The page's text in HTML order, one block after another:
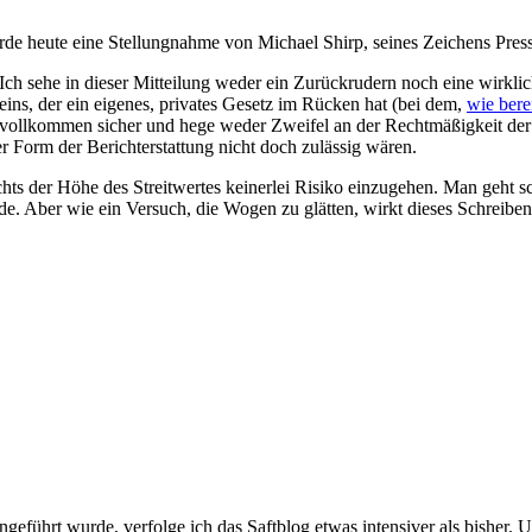
heute eine Stellungnahme von Michael Shirp, seines Zeichens
sehe in dieser Mitteilung weder ein Zurückrudern noch eine
der ein eigenes, privates Gesetz im Rücken hat (bei dem, wie
sicher und hege weder Zweifel an der Rechtmäßigkeit
Form der Berichterstattung nicht doch zulässig wären.
der Höhe des Streitwertes keinerlei Risiko einzugehen. Man geht
Aber wie ein Versuch, die Wogen zu glätten, wirkt dieses
wurde, verfolge ich das Saftblog etwas intensiver als bisher.